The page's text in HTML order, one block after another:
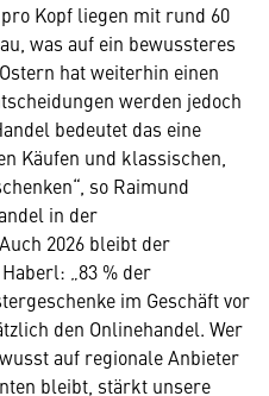
Kopf liegen mit rund 60
was auf ein bewussteres
hat weiterhin einen
werden jedoch
bedeutet das eine
Käufen und klassischen,
so Raimund
in der
2026 bleibt der
„83 % der
im Geschäft vor
den Onlinehandel. Wer
auf regionale Anbieter
bleibt, stärkt unsere